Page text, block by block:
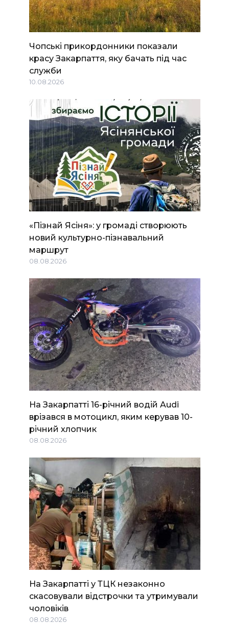
Чопські прикордонники показали
красу Закарпаття, яку бачать під час
служби
10.08.2026
«Пізнай Ясіня»: у громаді створюють
новий культурно-пізнавальний
маршрут
08.08.2026
На Закарпатті 16-річний водій Audi
врізався в мотоцикл, яким керував 10-
річний хлопчик
08.08.2026
На Закарпатті у ТЦК незаконно
скасовували відстрочки та утримували
чоловіків
08.08.2026